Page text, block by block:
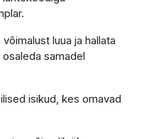
luua ja hallata
samadel
isikud, kes omavad